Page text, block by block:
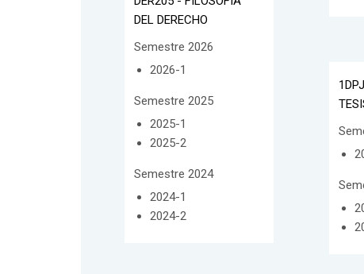
DEL DERECHO
Semestre 2026
2026-1
Semestre 2025
2025-1
2025-2
Semestre 2024
2024-1
2024-2